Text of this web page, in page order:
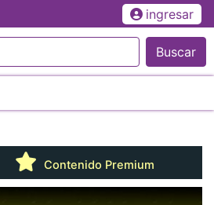
ingresar
Buscar
Contenido Premium